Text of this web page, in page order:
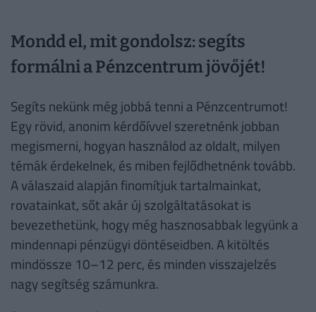
Mondd el, mit gondolsz: segíts
formálni a Pénzcentrum jövőjét!
Segíts nekünk még jobbá tenni a Pénzcentrumot!
Egy rövid, anonim kérdőívvel szeretnénk jobban
megismerni, hogyan használod az oldalt, milyen
témák érdekelnek, és miben fejlődhetnénk tovább.
A válaszaid alapján finomítjuk tartalmainkat,
rovatainkat, sőt akár új szolgáltatásokat is
bevezethetünk, hogy még hasznosabbak legyünk a
mindennapi pénzügyi döntéseidben. A kitöltés
mindössze 10–12 perc, és minden visszajelzés
nagy segítség számunkra.